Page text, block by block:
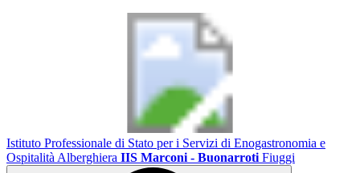
Istituto Professionale di Stato per i Servizi di Enogastronomia e
Ospitalità Alberghiera IIS Marconi - Buonarroti Fiuggi